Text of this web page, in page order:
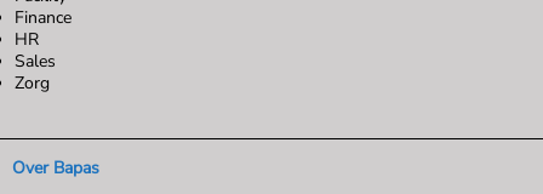
Finance
HR
Sales
Zorg
Over Bapas